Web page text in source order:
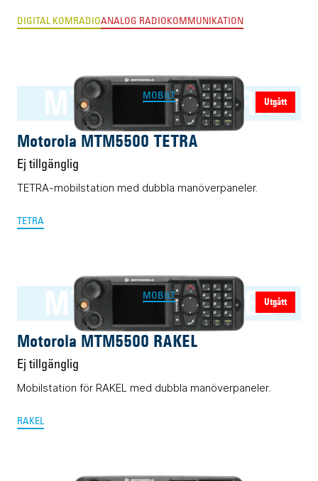
DIGITAL KOMRADIOANALOG RADIOKOMMUNIKATION
Utgått
MTM5500 TETRA
MOBILT
Motorola MTM5500 TETRA
Ej tillgänglig
TETRA-mobilstation med dubbla manöverpaneler.
TETRA
Utgått
MTM5500 RAKEL
MOBILT
Motorola MTM5500 RAKEL
Ej tillgänglig
Mobilstation för RAKEL med dubbla manöverpaneler.
RAKEL